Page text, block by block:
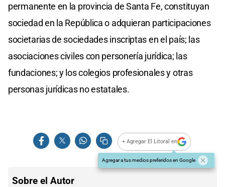
permanente en la provincia de Santa Fe, constituyan
sociedad en la República o adquieran participaciones
societarias de sociedades inscriptas en el país; las
asociaciones civiles con personería jurídica; las
fundaciones; y los colegios profesionales y otras
personas jurídicas no estatales.
+ Agregar El Litoral en
Agregar a tus medios preferidos en Google
Sobre el Autor